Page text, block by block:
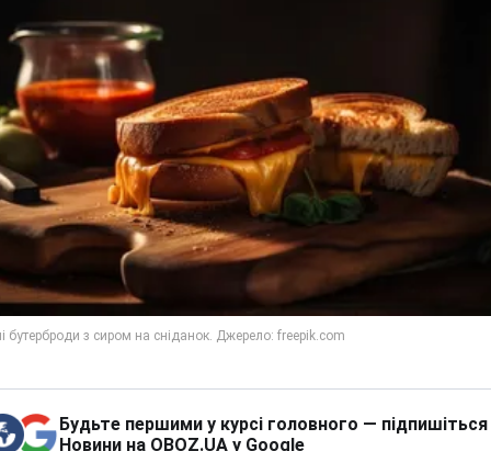
Будьте першими у курсі головного — підпишіться
Новини на OBOZ.UA у Google